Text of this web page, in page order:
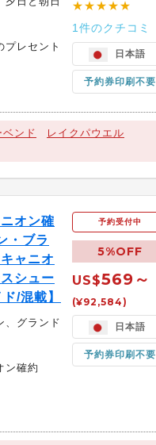
プレセント
★★★★★
1件のクチコミ
日本語
予約券印刷不要
ンド
レイクパウエル
オン確
・ブラ
ャニオ
シュー
/混載】
、グランド
ン確約
予約受付中
5%OFF
US$569～
(¥92,584)
日本語
予約券印刷不要